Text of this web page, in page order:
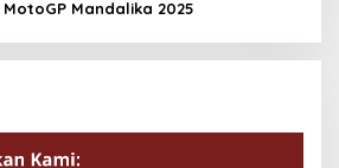
Mandalika 2025